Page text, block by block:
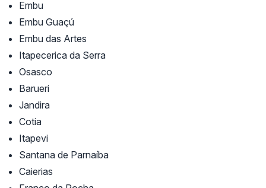
Embu
Embu Guaçú
Embu das Artes
Itapecerica da Serra
Osasco
Barueri
Jandira
Cotia
Itapevi
Santana de Parnaíba
Caierias